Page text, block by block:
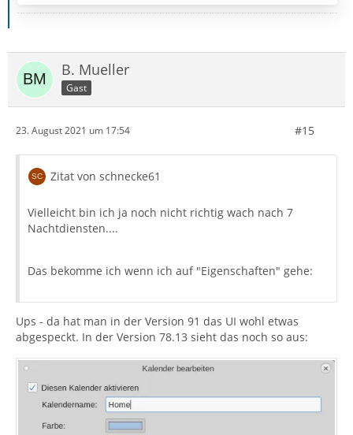
B. Mueller
Gast
23. August 2021 um 17:54 #15
Zitat von schnecke61
Vielleicht bin ich ja noch nicht richtig wach nach 7
Nachtdiensten....
Das bekomme ich wenn ich auf "Eigenschaften" gehe:
Ups - da hat man in der Version 91 das UI wohl etwas
abgespeckt. In der Version 78.13 sieht das noch so aus: